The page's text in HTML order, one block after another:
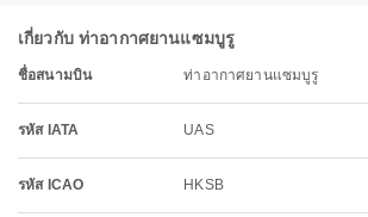
เกี่ยวกับ ท่าอากาศยานแซมบูรู
ชื่อสนามบิน ท่าอากาศยานแซมบูรู
รหัส IATA UAS
รหัส ICAO HKSB